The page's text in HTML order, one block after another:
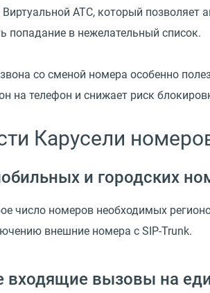
Виртуальной АТС, который
попадание в нежелательный список.
со сменой номера особенно
на телефон и снижает риск
Карусели
и городских
число номеров необходимых
внешние номера с SIP-Trunk.
входящие вызовы на